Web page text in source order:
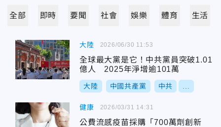
全部 即時 要聞 社會 娛樂 體育 生活
大陸
全球最大黨是它！中共黨員突破1.01
億人 2025年淨增逾101萬
大陸 中國共產黨 中共
2026/06/30 11:53
健康
公費流感疫苗採購「700萬劑創新
2026/03/31 14:31